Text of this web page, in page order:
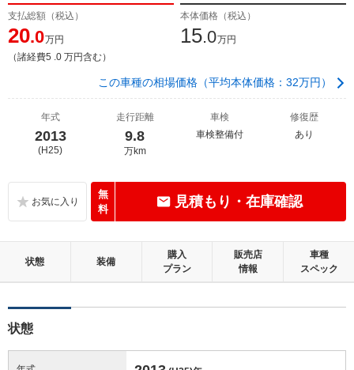
支払総額（税込）
20.0万円
（諸経費5 .0 万円含む）
本体価格（税込）
15.0万円
この車種の相場価格（平均本体価格：32万円）
年式
2013
(H25)
走行距離
9.8
万km
車検
車検整備付
修復歴
あり
無
料
見積もり・在庫確認
状態 装備
購入
プラン
販売店
情報
車種
スペック
状態